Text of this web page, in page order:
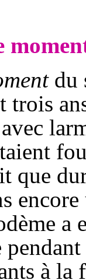
du
trois
que
à la